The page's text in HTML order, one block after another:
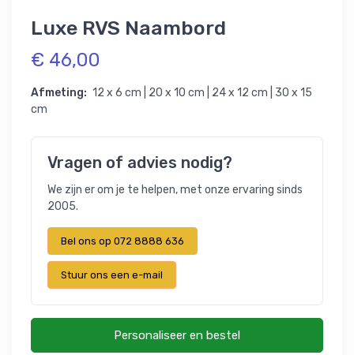
Luxe RVS Naambord
€ 46,00
Afmeting: 12 x 6 cm | 20 x 10 cm | 24 x 12 cm | 30 x 15
cm
Vragen of advies nodig?
We zijn er om je te helpen, met onze ervaring sinds
2005.
Bel ons op 072 8888 636
Stuur ons een e-mail
Personaliseer en bestel